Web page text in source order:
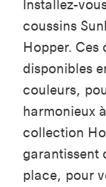
Installez-
coussins
Hopper. Ces
disponibles
couleurs,
harmonieux
collection
garantissent
place, pour